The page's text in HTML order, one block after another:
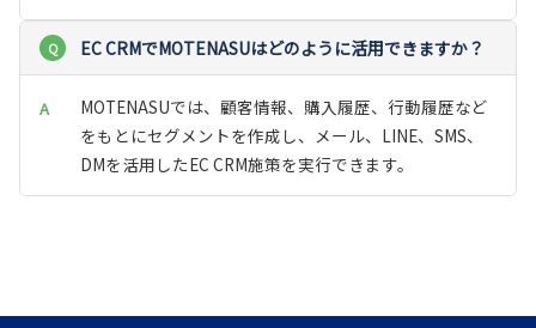
EC CRMでMOTENASUはどのように活用できますか？
MOTENASUでは、顧客情報、購入履歴、行動履歴など
をもとにセグメントを作成し、メール、LINE、SMS、
DMを活用したEC CRM施策を実行できます。